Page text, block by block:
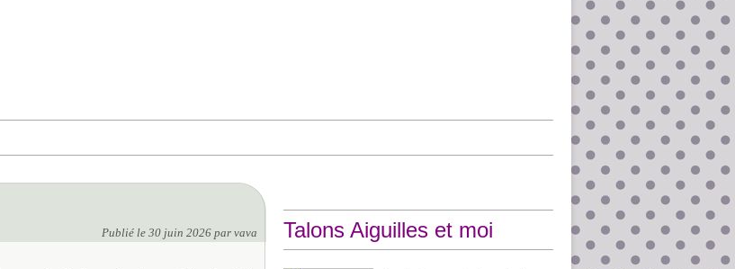
Publié le 30 juin 2026 par vava Talons Aiguilles et moi